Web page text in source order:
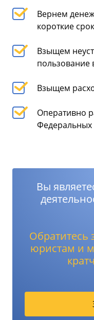
Вернем
короткие
Взыщем
Взыщем
Оперативно
Вы
юристам и